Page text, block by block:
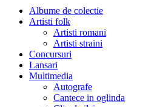
Albume de colectie
Artisti folk
Artisti romani
Artisti straini
Concursuri
Lansari
Multimedia
Autografe
Cantece in oglinda